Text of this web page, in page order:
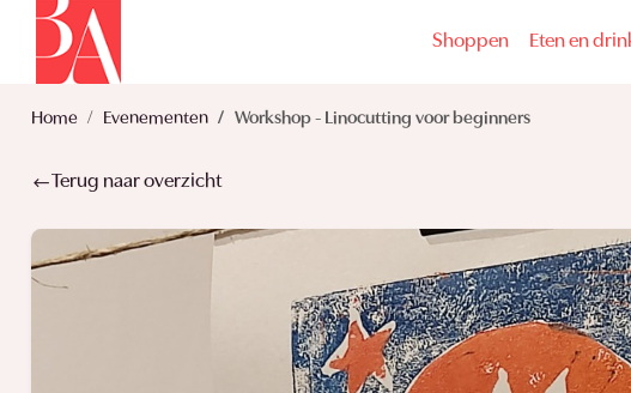
Shoppen Eten en
Home Evenementen Workshop - Linocutting voor beginners
Terug naar overzicht